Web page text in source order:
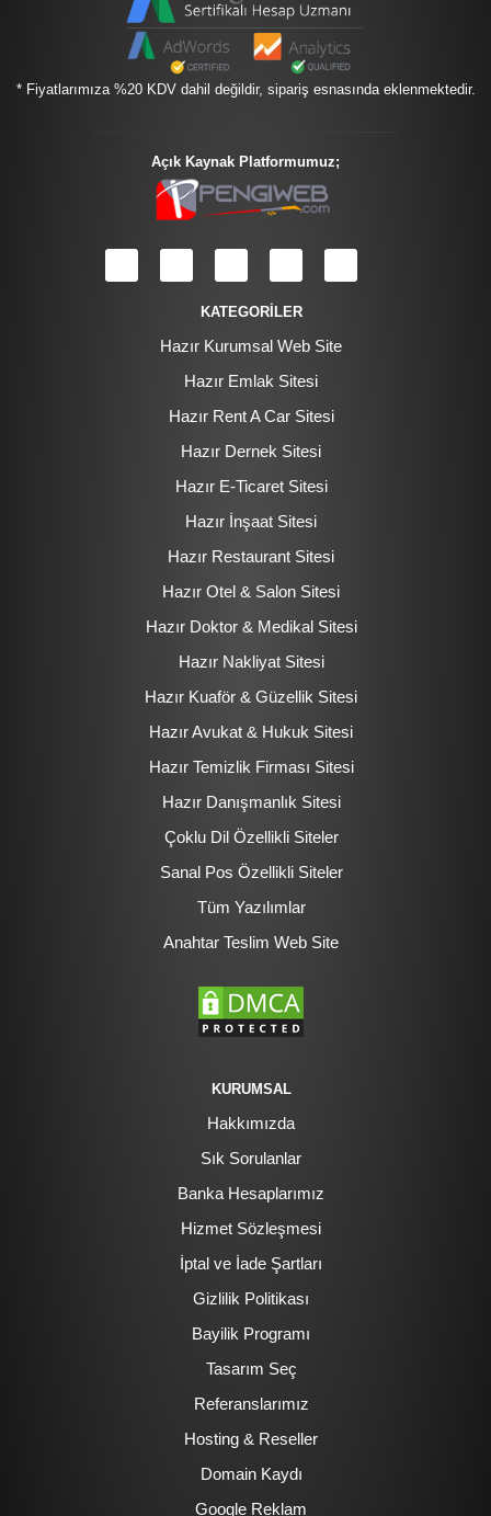
* Fiyatlarımıza %20 KDV dahil değildir, sipariş esnasında eklenmektedir.
Açık Kaynak Platformumuz;
KATEGORİLER
Hazır Kurumsal Web Site
Hazır Emlak Sitesi
Hazır Rent A Car Sitesi
Hazır Dernek Sitesi
Hazır E-Ticaret Sitesi
Hazır İnşaat Sitesi
Hazır Restaurant Sitesi
Hazır Otel & Salon Sitesi
Hazır Doktor & Medikal Sitesi
Hazır Nakliyat Sitesi
Hazır Kuaför & Güzellik Sitesi
Hazır Avukat & Hukuk Sitesi
Hazır Temizlik Firması Sitesi
Hazır Danışmanlık Sitesi
Çoklu Dil Özellikli Siteler
Sanal Pos Özellikli Siteler
Tüm Yazılımlar
Anahtar Teslim Web Site
KURUMSAL
Hakkımızda
Sık Sorulanlar
Banka Hesaplarımız
Hizmet Sözleşmesi
İptal ve İade Şartları
Gizlilik Politikası
Bayilik Programı
Tasarım Seç
Referanslarımız
Hosting & Reseller
Domain Kaydı
Google Reklam